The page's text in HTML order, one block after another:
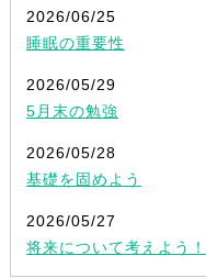
2026/06/25
睡眠の重要性
2026/05/29
5月末の勉強
2026/05/28
基礎を固めよう
2026/05/27
将来について考えよう！